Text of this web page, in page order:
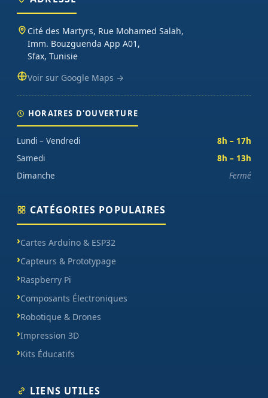
Cité des Martyrs, Rue Mohamed Salah,
Imm. Bouzguenda App A01,
Sfax, Tunisie
Voir sur Google Maps →
HORAIRES D'OUVERTURE
Lundi – Vendredi
8h – 17h
Samedi
8h – 13h
Dimanche
Fermé
CATÉGORIES POPULAIRES
Cartes Arduino & ESP32
Capteurs & Prototypage
Raspberry Pi
Composants Électroniques
Robotique & Drones
Impression 3D
Kits Éducatifs
LIENS UTILES